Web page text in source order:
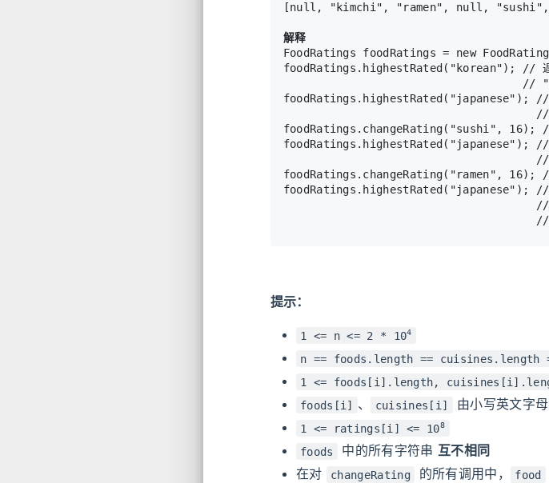
[null, "kimchi", "ramen", null,
解释
FoodRatings foodRatings = new
foodRatings.highestRated("korean"); //
//
foodRatings.highestRated("japanese"); //
//
foodRatings.changeRating("sushi", 16); //
foodRatings.highestRated("japanese");
//
foodRatings.changeRating("ramen", 16); //
foodRatings.highestRated("japanese"); //
//
提示：
1 <= n <= 2 * 104
n == foods.length == cuisines.length
1 <= foods[i].length,
foods[i] 、 cuisines[i] 由小写英文字
1 <= ratings[i] <= 108
foods 中的所有字符串 互不相同
在对
changeRating 的所有调用中， food